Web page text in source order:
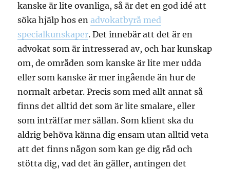
kanske är lite ovanliga, så är det en god idé att
söka hjälp hos enadvokatbyrå med
specialkunskaper. Det innebär att det är en
advokat som är intresserad av, och har kunskap
om, de områden som kanske är lite mer udda
eller som kanske är mer ingående än hur de
normalt arbetar. Precis som med allt annat så
finns det alltid det som är lite smalare, eller
som inträffar mer sällan. Som klient ska du
aldrig behöva känna dig ensam utan alltid veta
att det finns någon som kan ge dig råd och
stötta dig, vad det än gäller, antingen det